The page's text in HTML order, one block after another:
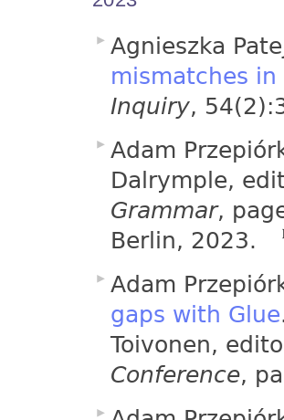
Agnieszka
mismatches
Inquiry,
Adam
Dalrymple,
Grammar,
Berlin, 2023.
Adam
gaps with Glue
Toivonen,
Conference,